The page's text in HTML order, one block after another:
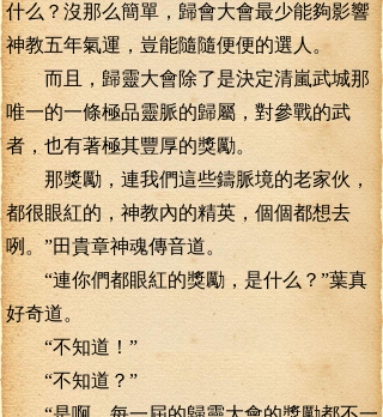
什么？沒那么簡單，歸會大會最少能夠影響
神教五年氣運，豈能隨隨便便的選人。
而且，歸靈大會除了是決定清嵐武城那
唯一的一條極品靈脈的歸屬，對參戰的武
者，也有著極其豐厚的獎勵。
那獎勵，連我們這些鑄脈境的老家伙，
都很眼紅的，神教內的精英，個個都想去
咧。”田貴章神魂傳音道。
“連你們都眼紅的獎勵，是什么？”葉真
好奇道。
“不知道！”
“不知道？”